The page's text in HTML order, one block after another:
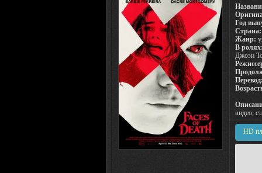
Год
Страна:
Жанр:
В
Джози
видео,
HD